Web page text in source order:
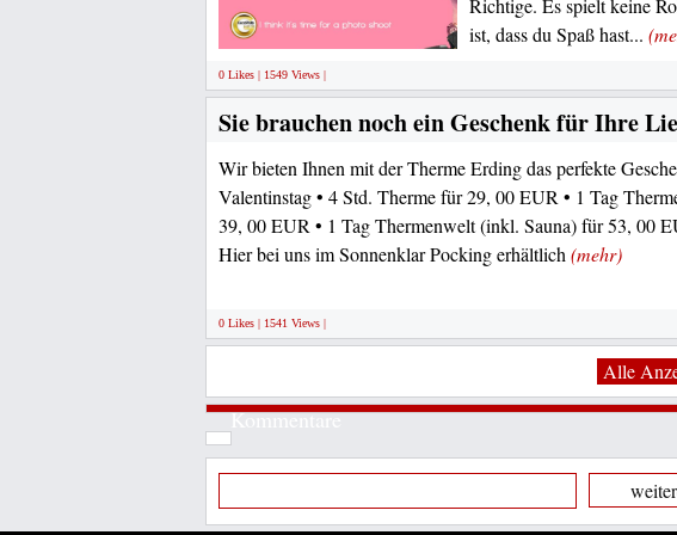
Richtige. Es spielt keine
ist, dass du Spaß hast...
0 Likes | 1549 Views |
Sie brauchen noch ein Geschenk für Ihre
Wir bieten Ihnen mit der Therme Erding das perfekte
Valentinstag • 4 Std. Therme für 29, 00 EUR • 1 Tag
39, 00 EUR • 1 Tag Thermenwelt (inkl. Sauna) für 53, 00
Hier bei uns im Sonnenklar Pocking erhältlich (mehr)
0 Likes | 1541 Views |
Alle
Kommentare